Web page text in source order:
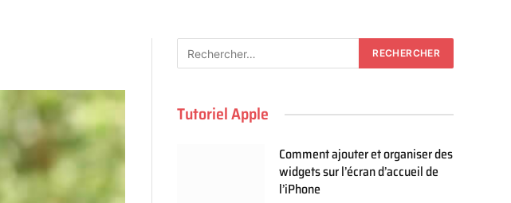
Tutoriel Apple
Comment ajouter et organiser des
widgets sur l’écran d’accueil de
l’iPhone